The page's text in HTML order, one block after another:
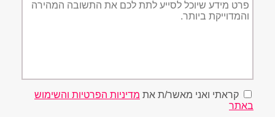
קראתי ואני מאשר/ת את מדיניות הפרטיות והשימוש
באתר